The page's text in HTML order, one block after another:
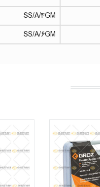
SS/A/۴GM
SS/A/۶GM